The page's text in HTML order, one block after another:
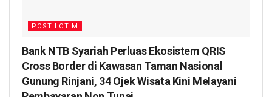
POST LOTIM
Bank NTB Syariah Perluas Ekosistem QRIS
Cross Border di Kawasan Taman Nasional
Gunung Rinjani, 34 Ojek Wisata Kini Melayani